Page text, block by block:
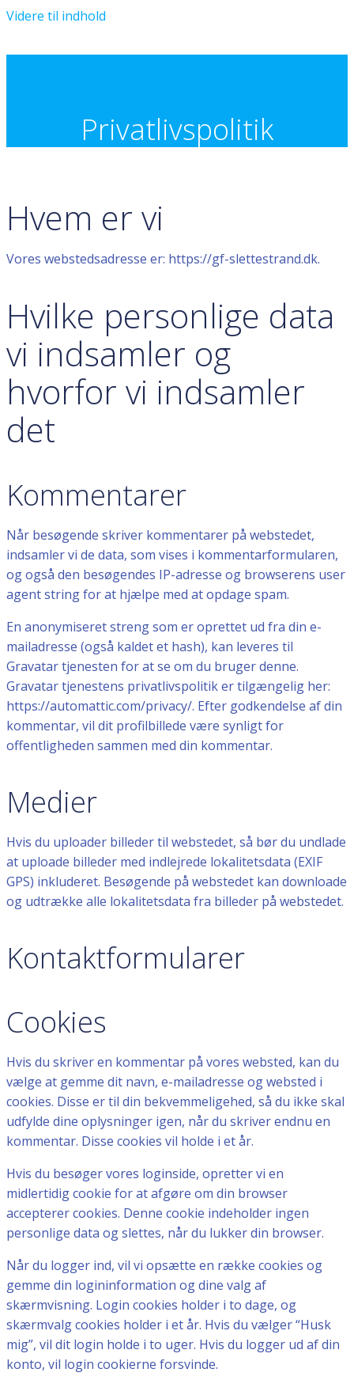
Videre til indhold
Privatlivspolitik
Hvem er vi
Vores webstedsadresse er: https://gf-slettestrand.dk.
Hvilke personlige data
vi indsamler og
hvorfor vi indsamler
det
Kommentarer
Når besøgende skriver kommentarer på webstedet,
indsamler vi de data, som vises i kommentarformularen,
og også den besøgendes IP-adresse og browserens user
agent string for at hjælpe med at opdage spam.
En anonymiseret streng som er oprettet ud fra din e-
mailadresse (også kaldet et hash), kan leveres til
Gravatar tjenesten for at se om du bruger denne.
Gravatar tjenestens privatlivspolitik er tilgængelig her:
https://automattic.com/privacy/. Efter godkendelse af din
kommentar, vil dit profilbillede være synligt for
offentligheden sammen med din kommentar.
Medier
Hvis du uploader billeder til webstedet, så bør du undlade
at uploade billeder med indlejrede lokalitetsdata (EXIF
GPS) inkluderet. Besøgende på webstedet kan downloade
og udtrække alle lokalitetsdata fra billeder på webstedet.
Kontaktformularer
Cookies
Hvis du skriver en kommentar på vores websted, kan du
vælge at gemme dit navn, e-mailadresse og websted i
cookies. Disse er til din bekvemmeligehed, så du ikke skal
udfylde dine oplysninger igen, når du skriver endnu en
kommentar. Disse cookies vil holde i et år.
Hvis du besøger vores loginside, opretter vi en
midlertidig cookie for at afgøre om din browser
accepterer cookies. Denne cookie indeholder ingen
personlige data og slettes, når du lukker din browser.
Når du logger ind, vil vi opsætte en række cookies og
gemme din logininformation og dine valg af
skærmvisning. Login cookies holder i to dage, og
skærmvalg cookies holder i et år. Hvis du vælger “Husk
mig”, vil dit login holde i to uger. Hvis du logger ud af din
konto, vil login cookierne forsvinde.